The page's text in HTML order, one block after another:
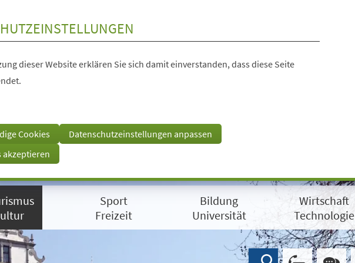
dieser Website erklären Sie sich damit einverstanden, dass diese Seite
Cookies
Datenschutzeinstellungen anpassen
akzeptieren
Sport
Freizeit
Bildung
Universität
Wirtschaft
Technologie